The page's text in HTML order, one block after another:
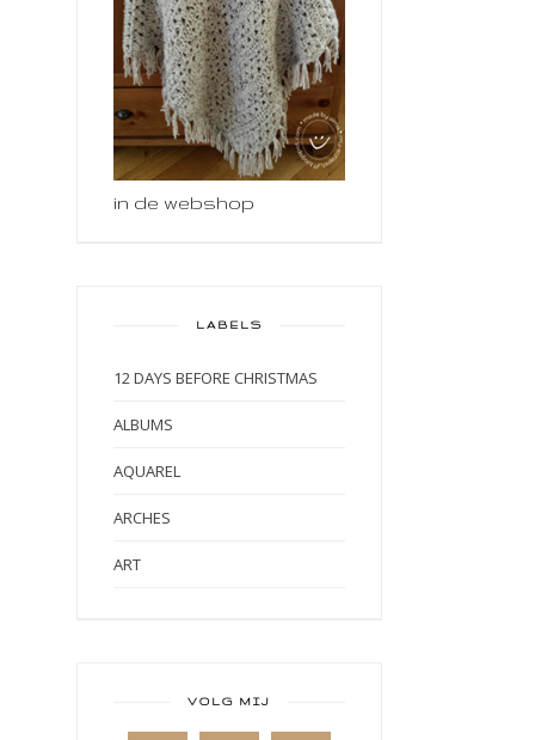
in de webshop
LABELS
12 DAYS BEFORE CHRISTMAS
ALBUMS
AQUAREL
ARCHES
ART
VOLG MIJ